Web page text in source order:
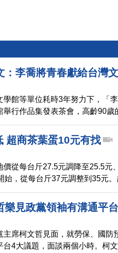
：李喬將青春獻給台灣
館等單位耗時3年努力下，「李
舉行作品集發表茶會，高齡90歲
政院前院長蘇貞昌也都到場見
超商茶葉蛋10元有找
價從每台斤27.5元調降至25.5元
始，從每台斤37元調整到35元
單顆售價13元降到9元，10入88
顆9.9元、全聯茶葉蛋9元、7-
樂見政黨領袖有溝通平台
席柯文哲見面，就勞保、國防
4大議題，面談兩個小時。柯